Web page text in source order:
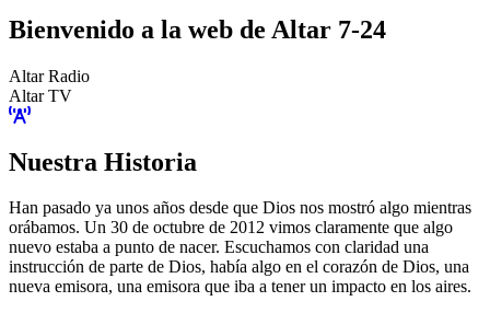
Bienvenido a la web de Altar 7-24
Altar Radio
Altar TV
Nuestra Historia
Han pasado ya unos años desde que Dios nos mostró algo mientras
orábamos. Un 30 de octubre de 2012 vimos claramente que algo
nuevo estaba a punto de nacer. Escuchamos con claridad una
instrucción de parte de Dios, había algo en el corazón de Dios, una
nueva emisora, una emisora que iba a tener un impacto en los aires.